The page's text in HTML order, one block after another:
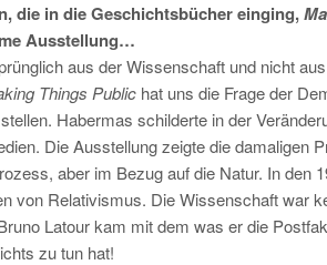
die in die Geschichtsbücher einging,
Ausstellung…
aus der Wissenschaft und nicht
Things Public hat uns die Frage der
Habermas schilderte in der
Die Ausstellung zeigte die damaligen
aber im Bezug auf die Natur. In den
von Relativismus. Die Wissenschaft war
Latour kam mit dem was er die
zu tun hat!